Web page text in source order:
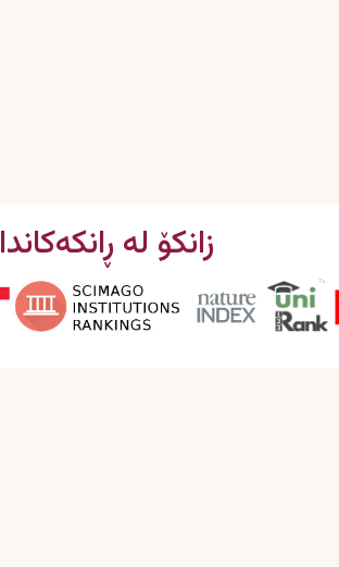
زانکۆ لە ڕانکەکاندا